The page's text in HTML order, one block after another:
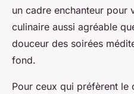
un cadre enchanteur pour
culinaire aussi agréable
douceur des soirées
fond.
Pour ceux qui préfèrent le